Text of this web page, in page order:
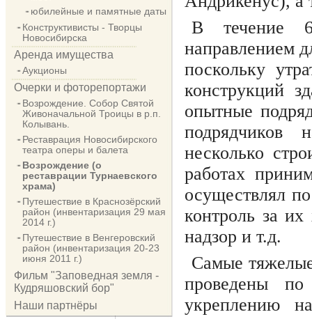
юбилейные и памятные даты
Конструктивисты - Творцы
Новосибирска
Аренда имущества
Аукционы
Очерки и фоторепортажи
Возрождение. Собор Святой
Живоначальной Троицы в р.п.
Колывань.
Реставрация Новосибирского
театра оперы и балета
Возрождение (о
реставрации Турнаевского
храма)
Путешествие в Краснозёрский
район (инвентаризация 29 мая
2014 г.)
Путешествие в Венгеровский
район (инвентаризация 20-23
июня 2011 г.)
Фильм "Заповедная земля -
Кудряшовский бор"
Наши партнёры
В течение 6
направлением
поскольку
конструкций
опытные
подрядчиков
несколько
работах
осуществлял
контроль за
надзор и т.д.
Самые
проведены
укреплению